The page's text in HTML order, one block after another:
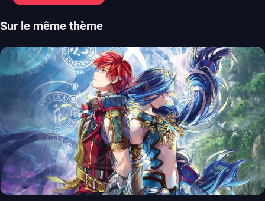
Sur le même thème